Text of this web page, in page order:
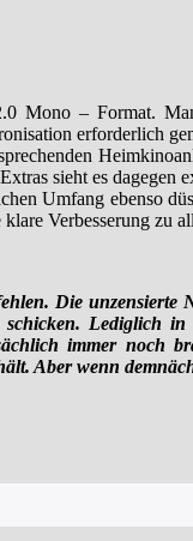
Mono – Format.
erforderlich
sieht es dagegen
Umfang ebenso
Verbesserung zu
Die unzensierte
Lediglich in
immer noch
Aber wenn